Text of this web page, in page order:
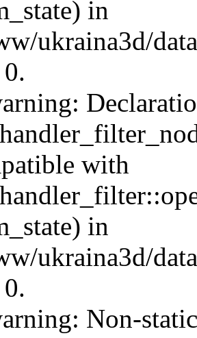
in
ukraina3d/
with
in
ukraina3d/
Non-